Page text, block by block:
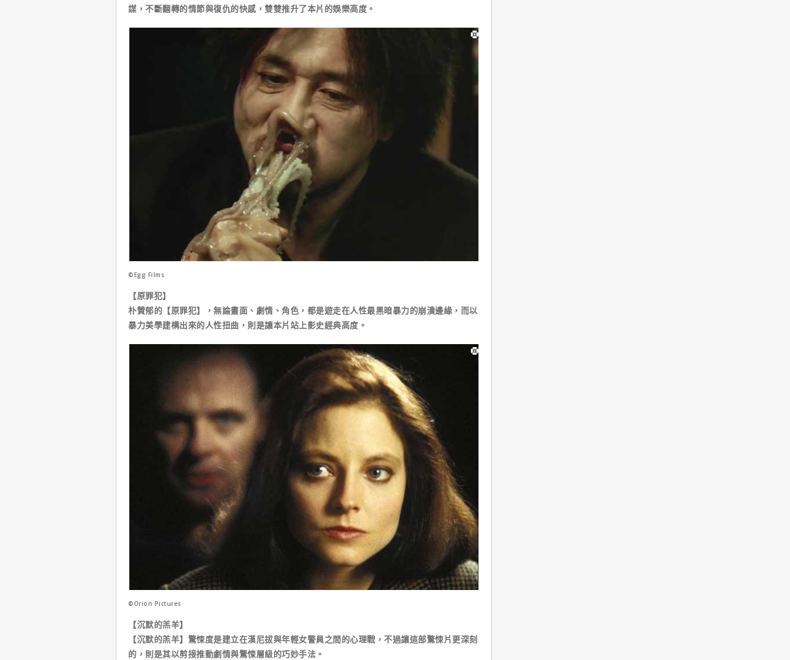
謀，不斷翻轉的情節與復仇的快感，雙雙推升了本片的娛樂高度。
©Egg Films
【原罪犯】
朴贊郁的【原罪犯】，無論畫面、劇情、角色，都是遊走在人性最黑暗暴力的崩潰邊緣，而以
暴力美學建構出來的人性扭曲，則是讓本片站上影史經典高度。
©Orion Pictures
【沉默的羔羊】
【沉默的羔羊】驚悚度是建立在漢尼拔與年輕女警員之間的心理戰，不過讓這部驚悚片更深刻
的，則是其以剪接推動劇情與驚悚層級的巧妙手法。